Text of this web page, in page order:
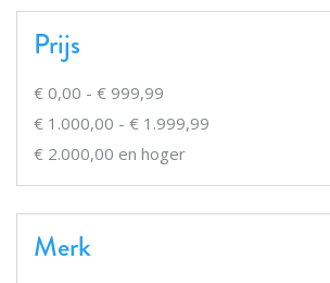
Prijs
€ 0,00 - € 999,99
€ 1.000,00 - € 1.999,99
€ 2.000,00 en hoger
Merk